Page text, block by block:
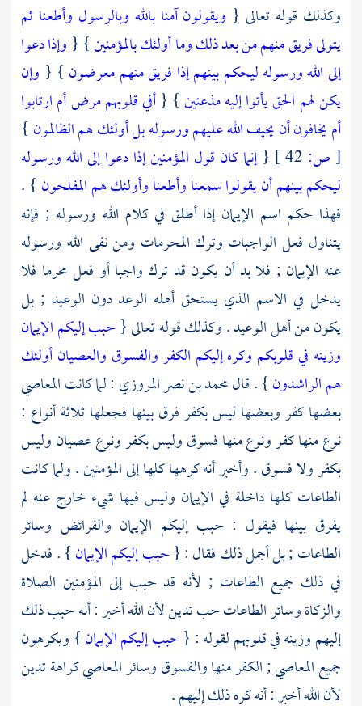
وكذلك قوله تعالى { ويقولون آمنا بالله وبالرسول وأطعنا ثم
يتولى فريق منهم من بعد ذلك وما أولئك بالمؤمنين} { وإذا دعوا
إلى الله ورسوله ليحكم بينهم إذا فريق منهم معرضون } { وإن
يكن لهم الحق يأتوا إليه مذعنين} {أفي قلوبهم مرض أم ارتابوا
أم يخافون أن يحيف الله عليهم ورسوله بل أولئك هم الظالمون }
[ص: {إنما كان قول المؤمنين إذا دعوا إلى الله ورسوله
ليحكم بينهم أن يقولوا سمعنا وأطعنا وأولئك هم المفلحون } .
فهذا حكم اسم الإيمان إذا أطلق في كلام الله ورسوله ; فإنه
يتناول فعل الواجبات وترك المحرمات ومن نفى الله ورسوله
عنه الإيمان ; فلا بد أن يكون قد ترك واجبا أو فعل محرما فلا
يدخل في الاسم الذي يستحق أهله الوعد دون الوعيد ; بل
يكون من أهل الوعيد . وكذلك قوله تعالى { حبب إليكم الإيمان
وزينه في قلوبكم وكره إليكم الكفر والفسوق والعصيان أولئك
هم الراشدون} . قالمحمد بن نصر المروزي : لما كانت المعاصي
بعضها كفر وبعضها ليس بكفر فرق بينها فجعلها ثلاثة أنواع :
نوع منها كفر ونوع منها فسوق وليس بكفر ونوع عصيان وليس
بكفر ولا فسوق . وأخبر أنه كرهها كلها إلى المؤمنين . ولما كانت
الطاعات كلها داخلة في الإيمان وليس فيها شيء خارج عنه لم
يفرق بينها فيقول : حبب إليكم الإيمان والفرائض وسائر
الطاعات ; بل أجمل ذلك فقال : {حبب إليكم الإيمان} . فدخل
في ذلك جميع الطاعات ; لأنه قد حبب إلى المؤمنين الصلاة
والزكاة وسائر الطاعات حب تدين لأن الله أخبر : أنه حبب ذلك
إليهم وزينه في قلوبهم لقوله : {حبب إليكم الإيمان} ويكرهون
جميع المعاصي ; الكفر منها والفسوق وسائر المعاصي كراهة تدين
لأن الله أخبر : أنه كره ذلك إليهم .